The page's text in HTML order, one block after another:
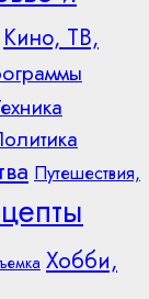
Кино, ТВ,
Путешествия,
Хобби,